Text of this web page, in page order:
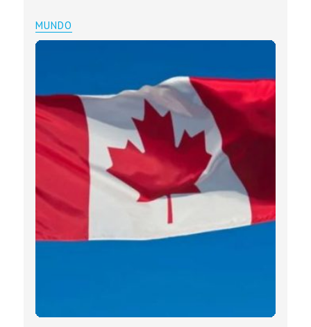
MUNDO